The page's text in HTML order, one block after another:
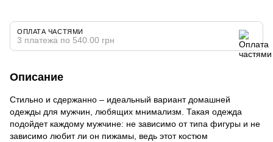
ОПЛАТА ЧАСТЯМИ
3 платежа по 540.00 грн
Описание
Стильно и сдержанно – идеальный вариант домашней
одежды для мужчин, любящих мнимализм. Такая одежда
подойдет каждому мужчине: не зависимо от типа фигуры и не
зависимо любит ли он пижамы, ведь этот костюм